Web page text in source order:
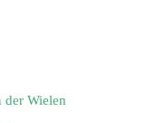
der Wielen